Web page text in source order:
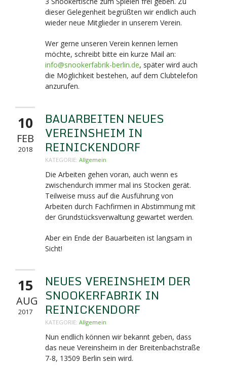
dieser Gelegenheit begrüßten wir endlich auch
wieder neue Mitglieder in unserem Verein.
Wer gerne unseren Verein kennen lernen
möchte, schreibt bitte ein kurze Mail an:
info@snookerfabrik-berlin.de, später wird auch
die Möglichkeit bestehen, auf dem Clubtelefon
anzurufen.
10
FEB
2018
BAUARBEITEN NEUES
VEREINSHEIM IN
REINICKENDORF
KATEGORIE: Allgemein
Die Arbeiten gehen voran, auch wenn es
zwischendurch immer mal ins Stocken gerät.
Teilweise muss auf die Ausführung von
Arbeiten durch Fachfirmen in Abstimmung mit
der Grundstücksverwaltung gewartet werden.
Aber ein Ende der Bauarbeiten ist langsam in
Sicht!
15
AUG
2017
NEUES VEREINSHEIM DER
SNOOKERFABRIK IN
REINICKENDORF
KATEGORIE: Allgemein
Nun endlich können wir bekannt geben, dass
das neue Vereinsheim in der Breitenbachstraße
7-8, 13509 Berlin sein wird.